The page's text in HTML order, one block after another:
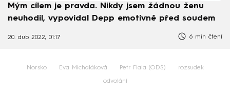
Mým cílem je pravda. Nikdy jsem žádnou ženu
neuhodil, vypovídal Depp emotivně před soudem
20. dub 2022, 01:17 6 min čtení
Norsko Eva Michaláková Petr Fiala (ODS) rozsudek
odvolání